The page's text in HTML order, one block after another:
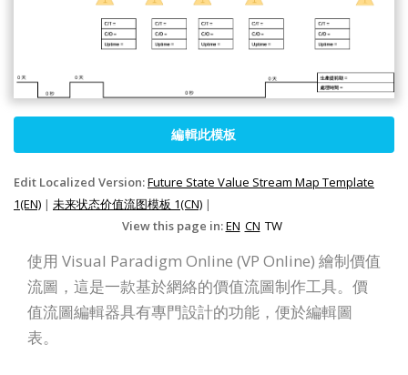
編輯此模板
Edit Localized Version:Future State Value Stream Map Template
1(EN) | 未来状态价值流图模板 1(CN) |
View this page in:EN CN TW
使用 Visual Paradigm Online (VP Online) 繪制價值
流圖，這是一款基於網絡的價值流圖制作工具。價
值流圖編輯器具有專門設計的功能，便於編輯圖
表。